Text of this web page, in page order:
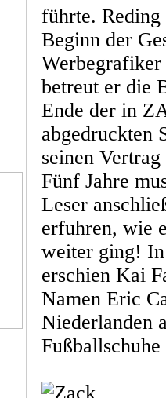
führte. Reding
Beginn der
Werbegrafiker
betreut er die
Ende der in
abgedruckten
seinen
Fünf Jahre
Leser
erfuhren, wie
weiter ging!
erschien Kai
Namen Eric
Niederlanden